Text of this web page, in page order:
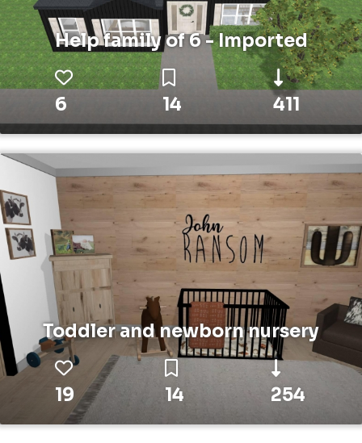
Help family of 6 - Imported
6 14 411
Toddler and newborn nursery
19 14 254